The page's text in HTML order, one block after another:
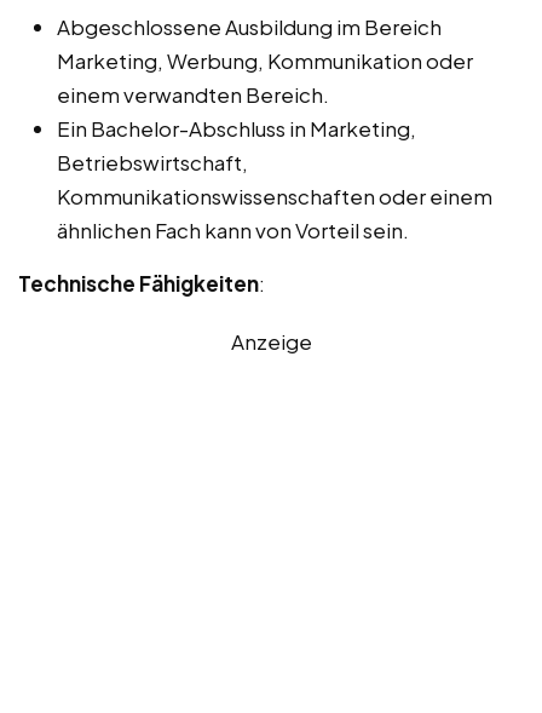
Abgeschlossene Ausbildung im Bereich
Marketing, Werbung, Kommunikation oder
einem verwandten Bereich.
Ein Bachelor-Abschluss in Marketing,
Betriebswirtschaft,
Kommunikationswissenschaften oder einem
ähnlichen Fach kann von Vorteil sein.
Technische Fähigkeiten:
Anzeige